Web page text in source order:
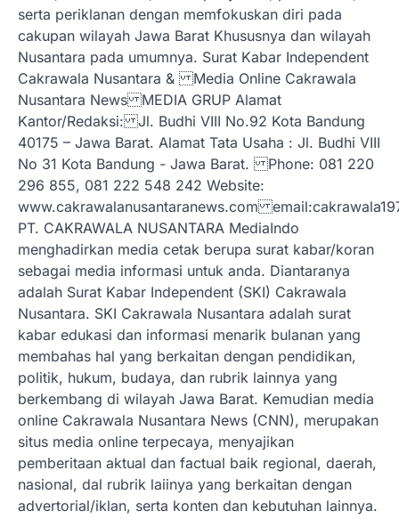
serta periklanan dengan memfokuskan diri pada
cakupan wilayah Jawa Barat Khususnya dan wilayah
Nusantara pada umumnya. Surat Kabar Independent
Cakrawala Nusantara & Media Online Cakrawala
Nusantara News MEDIA GRUP Alamat
Kantor/Redaksi: Jl. Budhi VIII No.92 Kota Bandung
40175 – Jawa Barat. Alamat Tata Usaha : Jl. Budhi VIII
No 31 Kota Bandung - Jawa Barat. Phone: 081 220
296 855, 081 222 548 242 Website:
www.cakrawalanusantaranews.com
PT. CAKRAWALA NUSANTARA MediaIndo
menghadirkan media cetak berupa surat kabar/koran
sebagai media informasi untuk anda. Diantaranya
adalah Surat Kabar Independent (SKI) Cakrawala
Nusantara. SKI Cakrawala Nusantara adalah surat
kabar edukasi dan informasi menarik bulanan yang
membahas hal yang berkaitan dengan pendidikan,
politik, hukum, budaya, dan rubrik lainnya yang
berkembang di wilayah Jawa Barat. Kemudian media
online Cakrawala Nusantara News (CNN), merupakan
situs media online terpecaya, menyajikan
pemberitaan aktual dan factual baik regional, daerah,
nasional, dal rubrik laiinya yang berkaitan dengan
advertorial/iklan, serta konten dan kebutuhan lainnya.